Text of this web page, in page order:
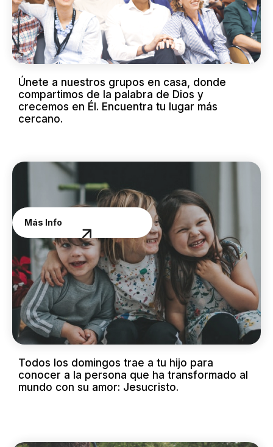
Únete a nuestros grupos en casa, donde
compartimos de la palabra de Dios y
crecemos en Él. Encuentra tu lugar más
cercano.
Chavales
0-10 años
Más Info
Todos los domingos trae a tu hijo para
conocer a la persona que ha transformado al
mundo con su amor: Jesucristo.